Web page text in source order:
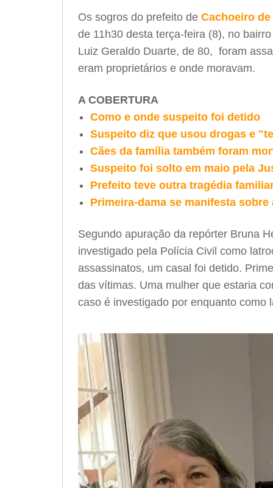
Os sogros do prefeito de Cachoeiro
de 11h30 desta terça-feira (8), no
Luiz Geraldo Duarte, de 80, foram
eram proprietários e onde moravam.
A COBERTURA
Como e onde suspeito foi detido
Suspeito diz que usou drogas e
Cães da família também foram
Suspeito foi solto em maio pela
Prefeito teve outra tragédia
Primeira-dama se manifesta
Segundo apuração da repórter Bruna
investigado pela Polícia Civil como
assassinatos, um casal foi detido.
das vítimas. Uma mulher que estaria
caso é investigado por enquanto como